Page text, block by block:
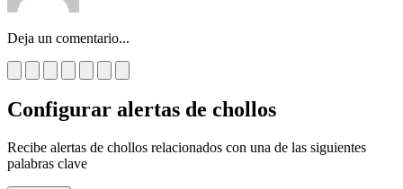
Deja un comentario...
Configurar alertas de chollos
Recibe alertas de chollos relacionados con una de las siguientes
palabras clave